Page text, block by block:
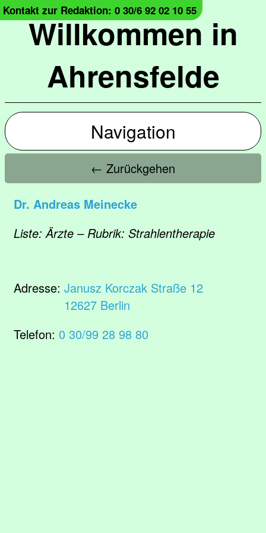
Willkommen in
Ahrensfelde
Kontakt zur Redaktion: 0 30/6 92 02 10 55
Navigation
← Zurückgehen
Dr. Andreas Meinecke
Liste: Ärzte – Rubrik: Strahlentherapie
Adresse: Janusz Korczak Straße 12
12627 Berlin
Telefon: 0 30/99 28 98 80